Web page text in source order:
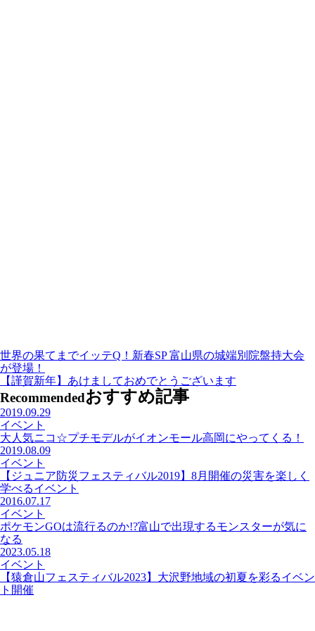
世界の果てまでイッテQ！新春SP 富山県の城端別院盤持大会
が登場！
【謹賀新年】あけましておめでとうございます
Recommendedおすすめ記事
2019.09.29
イベント
大人気ニコ☆プチモデルがイオンモール高岡にやってくる！
2019.08.09
イベント
【ジュニア防災フェスティバル2019】8月開催の災害を楽しく
学べるイベント
2016.07.17
イベント
ポケモンGOは流行るのか!?富山で出現するモンスターが気に
なる
2023.05.18
イベント
【猿倉山フェスティバル2023】大沢野地域の初夏を彩るイベン
ト開催